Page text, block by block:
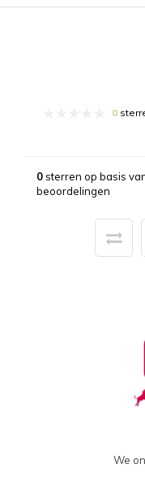
0
0sterren op basis
beoordelingen
We